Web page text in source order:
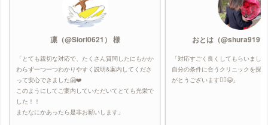
凛（@Siori0621） 様
「とても親切な対応で、たくさん質問したにもかか
わらず一つ一つわかりやすく説明&案内してくださ
って安心できました🤗❤️
このようにしてご案内していただいてとても光栄で
した！！
またなにかあったら是非お願いします」
おとは（
「対応すごく良くしてもらいまし
自分の条件に合うクリニックを探
がとうございます🙇‍♀️😭」